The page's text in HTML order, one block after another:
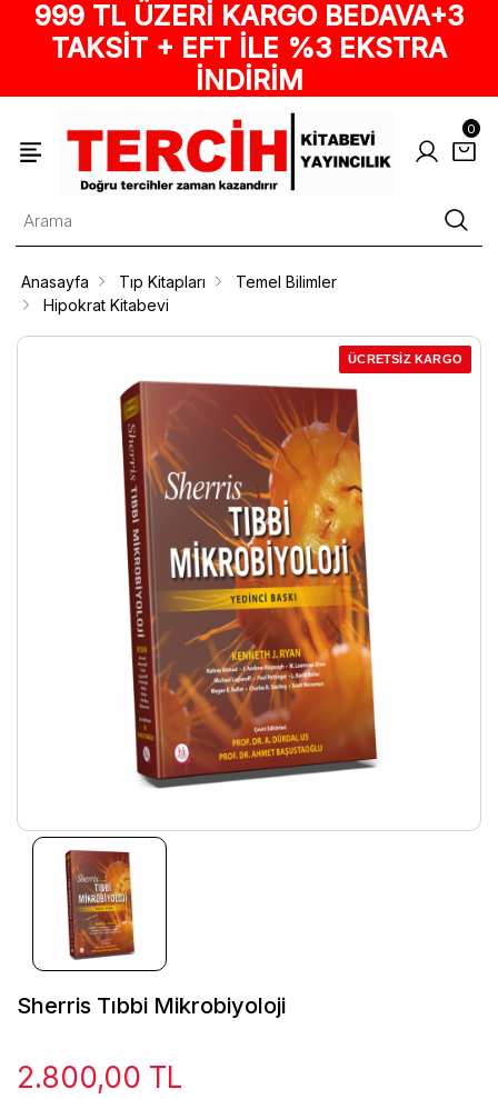
999 TL ÜZERİ KARGO BEDAVA+3
TAKSİT + EFT İLE %3 EKSTRA
İNDİRİM
0
Anasayfa Tıp Kitapları
Temel Bilimler
Hipokrat Kitabevi
ÜCRETSİZ KARGO
Sherris Tıbbi Mikrobiyoloji
2.800,00 TL